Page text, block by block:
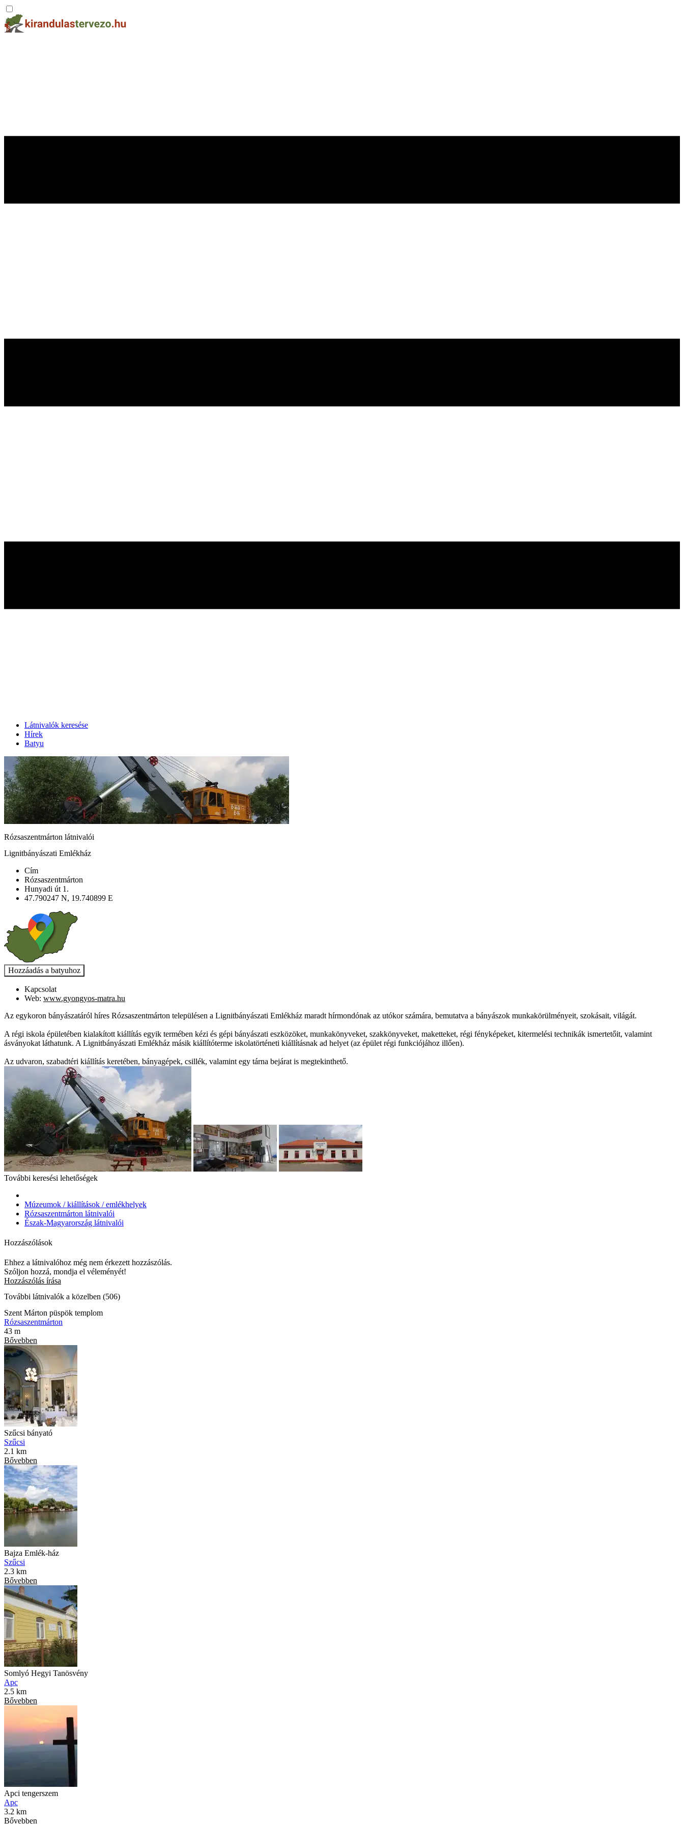
Látnivalók keresése
Hírek
Batyu
Rózsaszentmárton látnivalói
Lignitbányászati Emlékház
Cím
Rózsaszentmárton
Hunyadi út 1.
47.790247 N, 19.740899 E
Kapcsolat
Web: www.gyongyos-matra.hu
Az egykoron bányászatáról híres Rózsaszentmárton településen a Lignitbányászati Emlékház maradt hírmondónak az utókor számára, bemutatva a bányászok munkakörülményeit, szokásait, világát.
A régi iskola épületében kialakított kiállítás egyik termében kézi és gépi bányászati eszközöket, munkakönyveket, szakkönyveket, maketteket, régi fényképeket, kitermelési technikák ismertetőit, valamint
ásványokat láthatunk. A Lignitbányászati Emlékház másik kiállítóterme iskolatörténeti kiállításnak ad helyet (az épület régi funkciójához illően).
Az udvaron, szabadtéri kiállítás keretében, bányagépek, csillék, valamint egy tárna bejárat is megtekinthető.
További keresési lehetőségek
Múzeumok / kiállítások / emlékhelyek
Rózsaszentmárton látnivalói
Észak-Magyarország látnivalói
Hozzászólások
Ehhez a látnivalóhoz még nem érkezett hozzászólás.
Szóljon hozzá, mondja el véleményét!
Hozzászólás írása
További látnivalók a közelben (506)
Szent Márton püspök templom
Rózsaszentmárton
43 m
Bővebben
Szűcsi bányató
Szűcsi
2.1 km
Bővebben
Bajza Emlék-ház
Szűcsi
2.3 km
Bővebben
Somlyó Hegyi Tanösvény
Apc
2.5 km
Bővebben
Apci tengerszem
Apc
3.2 km
Bővebben